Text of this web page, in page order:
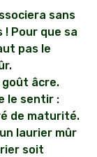
sans
Pour que sa
pas le
âcre.
le sentir :
de maturité.
laurier mûr
soit